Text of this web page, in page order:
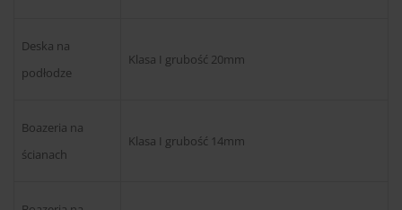
Deska na
podłodze
Klasa I grubość 20mm
Boazeria na
ścianach
Klasa I grubość 14mm